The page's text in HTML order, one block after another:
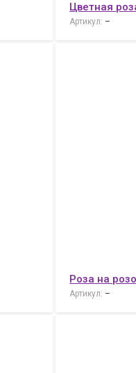
Цветная
Артикул: –
Роза на
Артикул: –